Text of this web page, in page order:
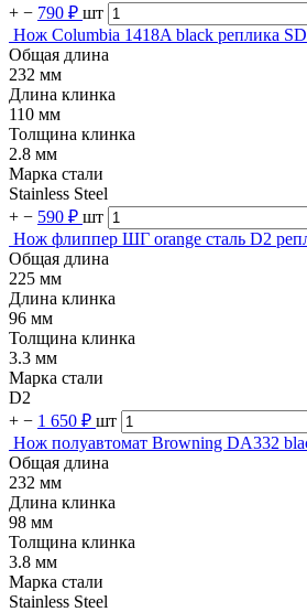
+ − 790 ₽ шт
Нож Columbia 1418A black реплика
Общая длина
232 мм
Длина клинка
110 мм
Толщина клинка
2.8 мм
Марка стали
Stainless Steel
+ − 590 ₽ шт
Нож флиппер ШГ orange сталь D2
Общая длина
225 мм
Длина клинка
96 мм
Толщина клинка
3.3 мм
Марка стали
D2
+ − 1 650 ₽ шт
Нож полуавтомат Browning DA332
Общая длина
232 мм
Длина клинка
98 мм
Толщина клинка
3.8 мм
Марка стали
Stainless Steel